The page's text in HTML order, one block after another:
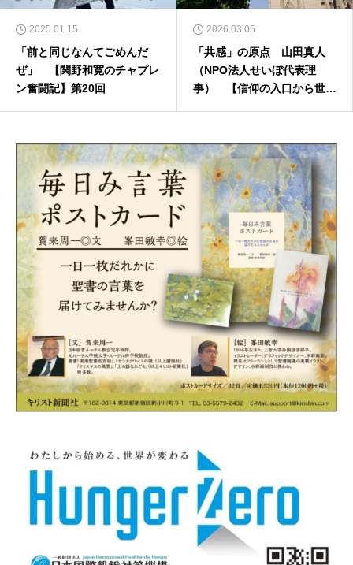
2025.01.15
「前と同じなんてごめんだ
ぜ」 【関野和寛のチャプレ
ン奮闘記】第20回
2026.03.05
「共感」の原点 山田真人
（NPO法人せいぼ代表理
事） 【信仰の入口から世界